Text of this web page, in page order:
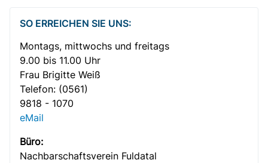
Gemütlicher Plausch bei Kaffee und Kuchen
SO ERREICHEN SIE UNS:
Montags, mittwochs und freitags
9.00 bis 11.00 Uhr
Frau Brigitte Weiß
Telefon: (0561)
9818 - 1070
eMail
Büro:
Nachbar­­schafts­verein Fuldatal